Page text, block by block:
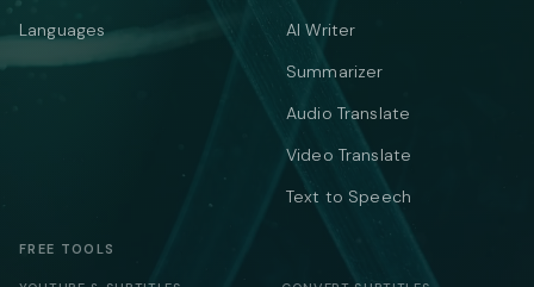
Languages
AI Writer
Summarizer
Audio Translate
Video Translate
Text to Speech
FREE TOOLS